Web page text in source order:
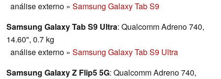
análise externo » Samsung Galaxy Tab S9
Samsung Galaxy Tab S9 Ultra: Qualcomm Adreno 740,
14.60", 0.7 kg
análise externo » Samsung Galaxy Tab S9 Ultra
Samsung Galaxy Z Flip5 5G: Qualcomm Adreno 740,